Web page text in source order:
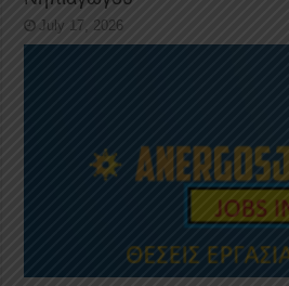
July 17, 2026